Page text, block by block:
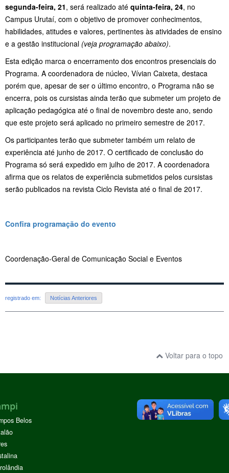
segunda-feira, 21, será realizado até quinta-feira, 24, no
Campus Urutaí, com o objetivo de promover conhecimentos,
habilidades, atitudes e valores, pertinentes às atividades de ensino
e a gestão institucional (veja programação abaixo).
Esta edição marca o encerramento dos encontros presenciais do
Programa. A coordenadora de núcleo, Vívian Caixeta, destaca
porém que, apesar de ser o último encontro, o Programa não se
encerra, pois os cursistas ainda terão que submeter um projeto de
aplicação pedagógica até o final de novembro deste ano, sendo
que este projeto será aplicado no primeiro semestre de 2017.
Os participantes terão que submeter também um relato de
experiência até junho de 2017. O certificado de conclusão do
Programa só será expedido em julho de 2017. A coordenadora
afirma que os relatos de experiência submetidos pelos cursistas
serão publicados na revista Ciclo Revista até o final de 2017.
Confira programação do evento
Coordenação-Geral de Comunicação Social e Eventos
registrado em: Notícias Anteriores
Voltar para o topo
Belos